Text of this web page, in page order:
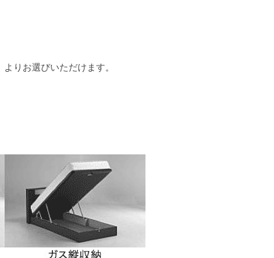
よりお選びいただけます。